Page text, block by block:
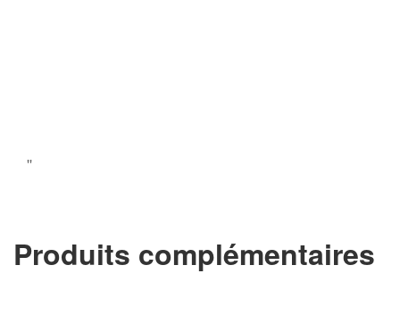
''
Produits complémentaires